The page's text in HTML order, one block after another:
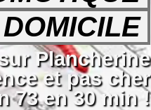
Plancherine
et pas cher
73 en 30 min !